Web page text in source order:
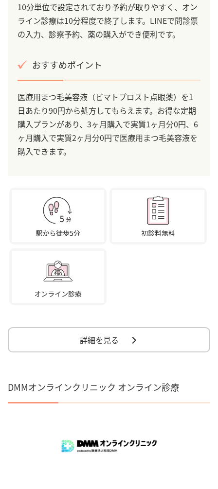
10分単位で設定されており予約が取りやすく、オン
ライン診療は10分程度で終了します。LINEで問診票
の入力、診察予約、薬の購入ができ便利です。
おすすめポイント
医療用まつ毛美容液（ビマトプロスト点眼薬）を1
日あたり90円から処方してもらえます。お得な定期
購入プランがあり、3ヶ月購入で実質1ヶ月分0円、6
ヶ月購入で実質2ヶ月分0円で医療用まつ毛美容液を
購入できます。
詳細を見る
DMMオンラインクリニック オンライン診療